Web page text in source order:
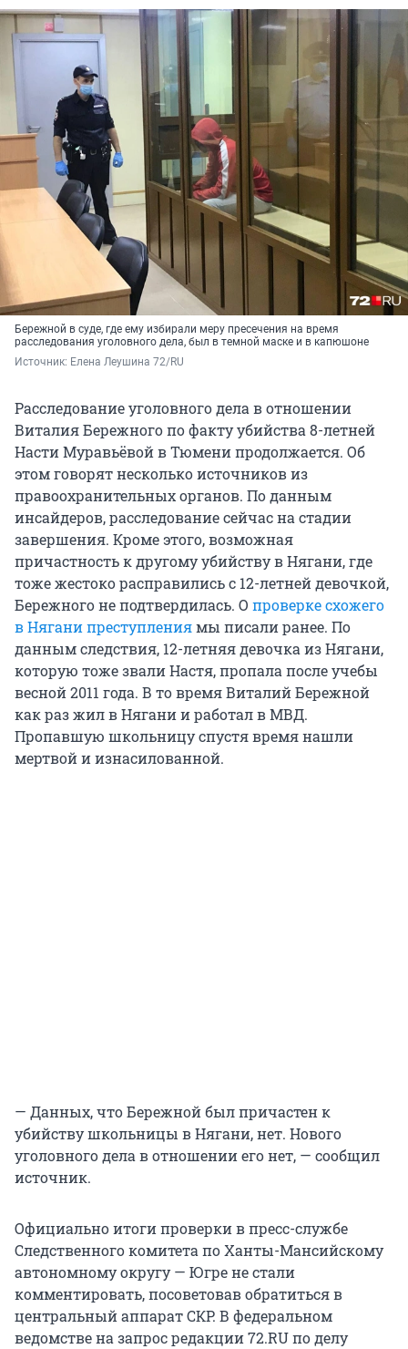
Бережной в суде, где ему избирали меру пресечения на время
расследования уголовного дела, был в темной маске и в капюшоне
Источник: Елена Леушина 72/RU
Расследование уголовного дела в отношении
Виталия Бережного по факту убийства 8-летней
Насти Муравьёвой в Тюмени продолжается. Об
этом говорят несколько источников из
правоохранительных органов. По данным
инсайдеров, расследование сейчас на стадии
завершения. Кроме этого, возможная
причастность к другому убийству в Нягани, где
тоже жестоко расправились с 12-летней девочкой,
Бережного не подтвердилась. О проверке схожего
в Нягани преступлениямы писали ранее. По
данным следствия, 12-летняя девочка из Нягани,
которую тоже звали Настя, пропала после учебы
весной 2011 года. В то время Виталий Бережной
как раз жил в Нягани и работал в МВД.
Пропавшую школьницу спустя время нашли
мертвой и изнасилованной.
— Данных, что Бережной был причастен к
убийству школьницы в Нягани, нет. Нового
уголовного дела в отношении его нет, — сообщил
источник.
Официально итоги проверки в пресс-службе
Следственного комитета по Ханты-Мансийскому
автономному округу — Югре не стали
комментировать, посоветовав обратиться в
центральный аппарат СКР. В федеральном
ведомстве на запрос редакции 72.RU по делу